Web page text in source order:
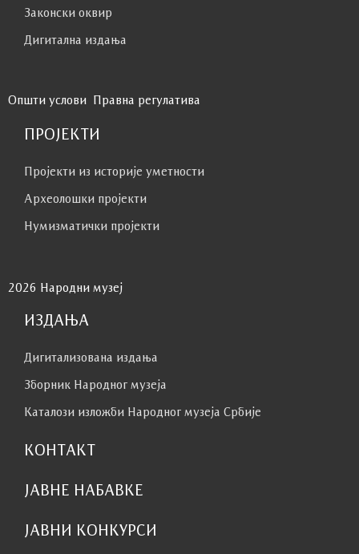
Законски оквир
Дигитална издања
Општи услови Правна регулатива
ПРОЈЕКТИ
Пројекти из историје уметности
Археолошки пројекти
Нумизматички пројекти
2026 Народни музеј
ИЗДАЊА
Дигитализована издања
Зборник Народног музеја
Каталози изложби Народног музеја Србије
КОНТАКТ
ЈАВНЕ НАБАВКЕ
ЈАВНИ КОНКУРСИ